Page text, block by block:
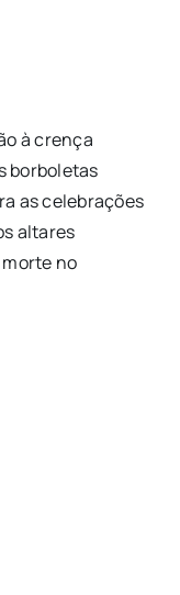
à crença
borboletas
as celebrações
altares
no